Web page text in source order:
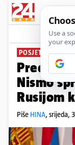
POSJET
Nismo
Rusijom
Piše HINA, srijeda,